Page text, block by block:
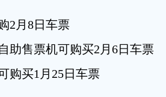
2月8日车票
助售票机可购买2月6日车票
购买1月25日车票